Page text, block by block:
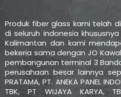
Produk fiber glass kami telah
di seluruh indonesia
Kalimantan dan kami
bekeria sama dengan JO
pembangunan terminal 3
perusahaan besar lainnya
PRATAMA, PT. ANEKA PANEL
TBK, PT WIJAYA KARYA,